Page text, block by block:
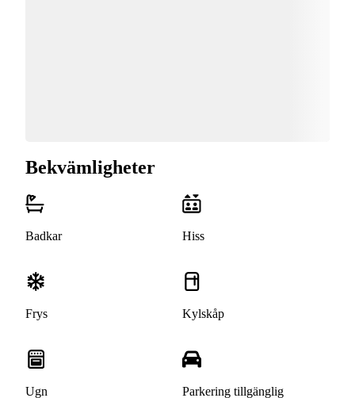
Bekvämligheter
Badkar Hiss
Frys Kylskåp
Ugn Parkering tillgänglig